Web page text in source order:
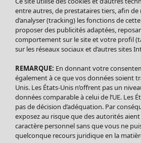
Soldes Vêtements
Tous les vêtements
Robes
Tuniques
Blouses
Tops
Gilets
Pantalon
Jupes
entre autres, de prestataires tiers, afin
d’analyser (tracking) les fonctions de
proposer des publicités adaptées,
comportement sur le site et votre profil
sur les réseaux sociaux et d’autres sites
REMARQUE: En donnant votre
également à ce que vos données soient
Unis. Les États-Unis n’offrent pas un
données comparable à celui de l’UE. Les
pas de décision d’adéquation. Par
exposez au risque que des autorités
caractère personnel sans que vous ne
quelconque recours juridique en la